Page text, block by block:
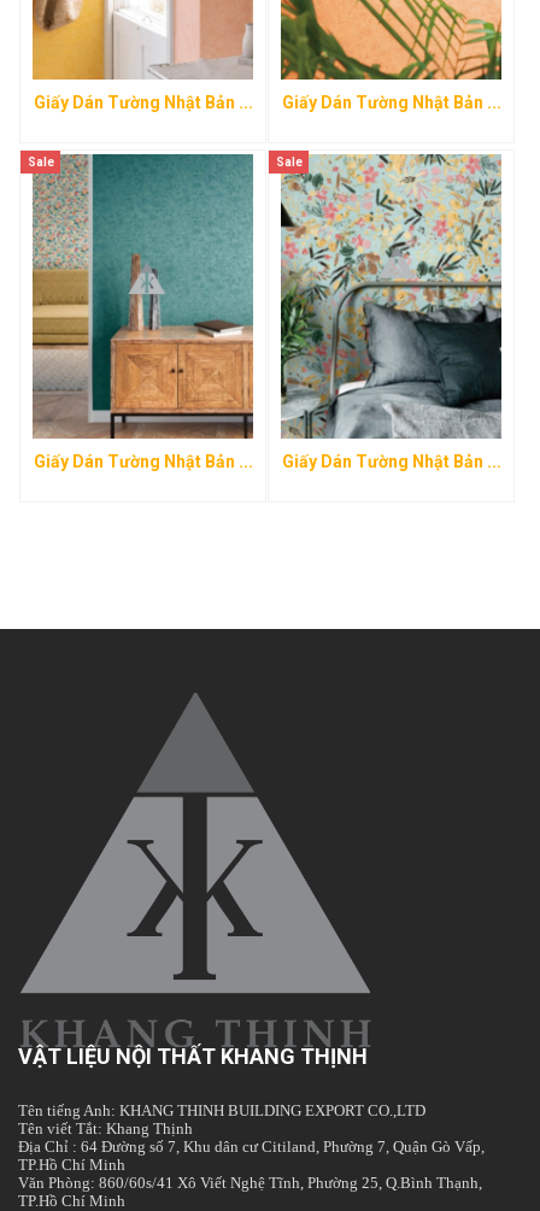
Giấy Dán Tường Nhật Bản ... Giấy Dán Tường Nhật Bản ...
Sale
Giấy Dán Tường Nhật Bản ...
Sale
Giấy Dán Tường Nhật Bản ...
VẬT LIỆU NỘI THẤT KHANG THỊNH
Tên tiếng Anh: KHANG THINH BUILDING EXPORT CO.,LTD
Tên viết Tắt: Khang Thịnh
Địa Chỉ : 64 Đường số 7, Khu dân cư Citiland, Phường 7, Quận Gò Vấp,
TP.Hồ Chí Minh
Văn Phòng: 860/60s/41 Xô Viết Nghệ Tĩnh, Phường 25, Q.Bình Thạnh,
TP.Hồ Chí Minh